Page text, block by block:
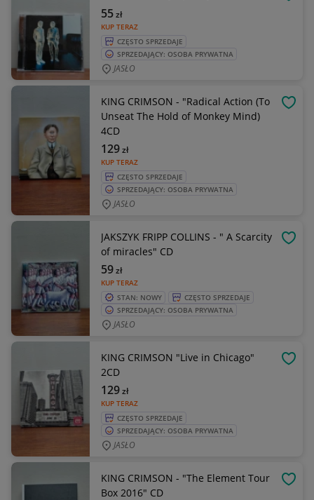
KUP TERAZ
55zł
CZĘSTO SPRZEDAJE
SPRZEDAJĄCY: OSOBA PRYWATNA
JASŁO
KING CRIMSON - "Radical Action (To
Unseat The Hold of Monkey Mind)
4CD
KUP TERAZ
129zł
CZĘSTO SPRZEDAJE
SPRZEDAJĄCY: OSOBA PRYWATNA
JASŁO
JAKSZYK FRIPP COLLINS - " A Scarcity
of miracles" CD
KUP TERAZ
59zł
STAN: NOWY
CZĘSTO SPRZEDAJE
SPRZEDAJĄCY: OSOBA PRYWATNA
JASŁO
KING CRIMSON "Live in Chicago"
2CD
KUP TERAZ
129zł
CZĘSTO SPRZEDAJE
SPRZEDAJĄCY: OSOBA PRYWATNA
JASŁO
KING CRIMSON - "The Element Tour
Box 2016" CD